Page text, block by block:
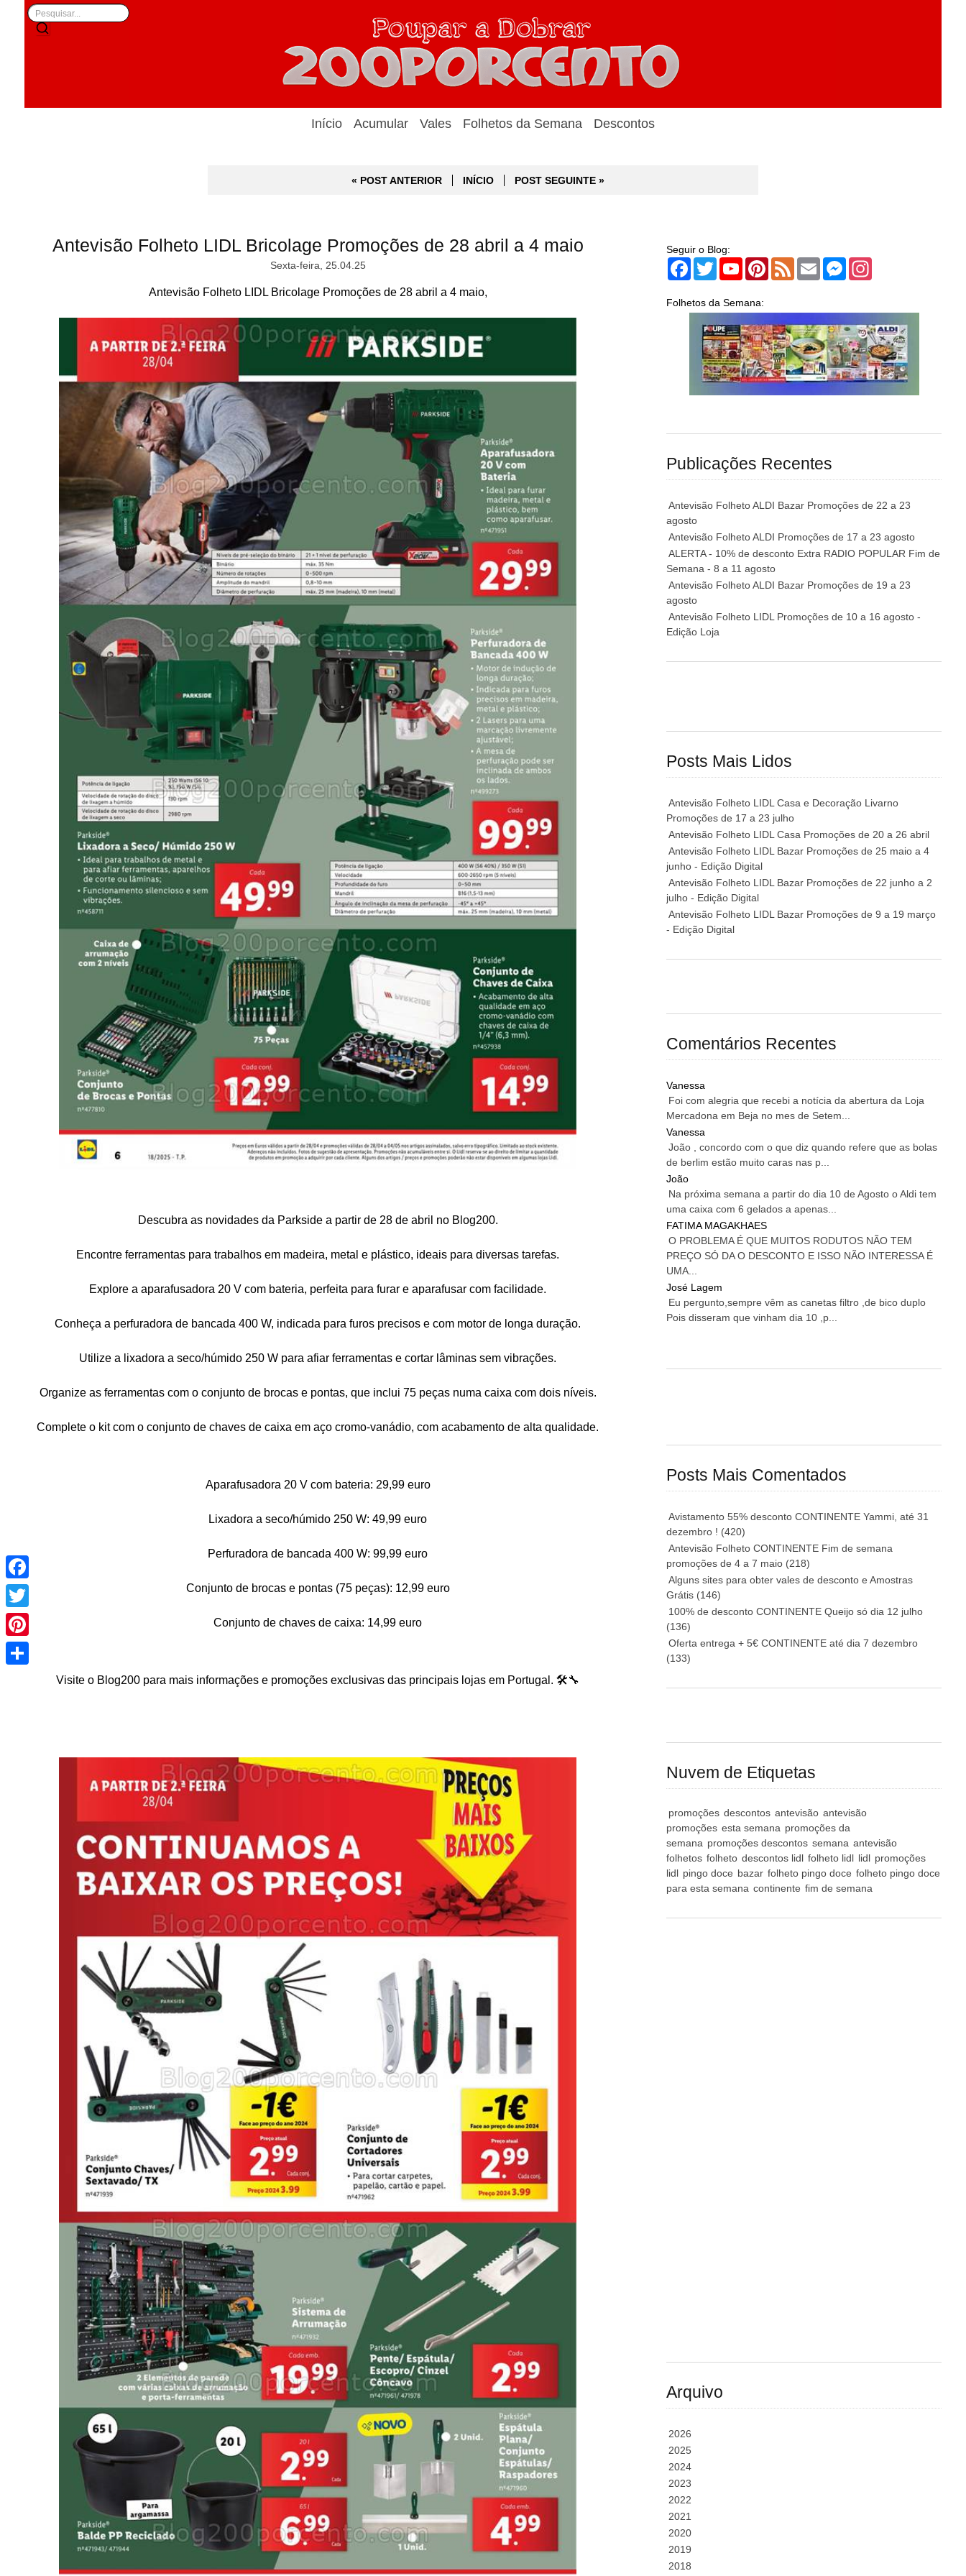
Início Acumular Vales Folhetos da Semana Descontos
« POST ANTERIOR INÍCIO POST SEGUINTE »
Antevisão Folheto LIDL Bricolage Promoções de 28 abril a 4 maio
Sexta-feira, 25.04.25
Antevisão Folheto LIDL Bricolage Promoções de 28 abril a 4 maio,
Descubra as novidades da Parkside a partir de 28 de abril no Blog200.
Encontre ferramentas para trabalhos em madeira, metal e plástico, ideais para diversas tarefas.
Explore a aparafusadora 20 V com bateria, perfeita para furar e aparafusar com facilidade.
Conheça a perfuradora de bancada 400 W, indicada para furos precisos e com motor de longa duração.
Utilize a lixadora a seco/húmido 250 W para afiar ferramentas e cortar lâminas sem vibrações.
Organize as ferramentas com o conjunto de brocas e pontas, que inclui 75 peças numa caixa com dois níveis.
Complete o kit com o conjunto de chaves de caixa em aço cromo-vanádio, com acabamento de alta qualidade.
Aparafusadora 20 V com bateria: 29,99 euro
Lixadora a seco/húmido 250 W: 49,99 euro
Perfuradora de bancada 400 W: 99,99 euro
Conjunto de brocas e pontas (75 peças): 12,99 euro
Conjunto de chaves de caixa: 14,99 euro
Visite o Blog200 para mais informações e promoções exclusivas das principais lojas em Portugal. 🛠️🔧
Seguir o Blog:
Facebook
TwitterYouTubePinterest
Feed Email Messenger
Folhetos da Semana:
Publicações Recentes
Antevisão Folheto ALDI Bazar Promoções de 22 a 23
agosto
Antevisão Folheto ALDI Promoções de 17 a 23 agosto
ALERTA - 10% de desconto Extra RADIO POPULAR Fim de
Semana - 8 a 11 agosto
Antevisão Folheto ALDI Bazar Promoções de 19 a 23
agosto
Antevisão Folheto LIDL Promoções de 10 a 16 agosto -
Edição Loja
Posts Mais Lidos
Antevisão Folheto LIDL Casa e Decoração Livarno
Promoções de 17 a 23 julho
Antevisão Folheto LIDL Casa Promoções de 20 a 26 abril
Antevisão Folheto LIDL Bazar Promoções de 25 maio a 4
junho - Edição Digital
Antevisão Folheto LIDL Bazar Promoções de 22 junho a 2
julho - Edição Digital
Antevisão Folheto LIDL Bazar Promoções de 9 a 19 março
- Edição Digital
Comentários Recentes
Vanessa
Foi com alegria que recebi a notícia da abertura da Loja
Mercadona em Beja no mes de Setem...
Vanessa
João , concordo com o que diz quando refere que as bolas
de berlim estão muito caras nas p...
João
Na próxima semana a partir do dia 10 de Agosto o Aldi tem
uma caixa com 6 gelados a apenas...
FATIMA MAGAKHAES
O PROBLEMA É QUE MUITOS RODUTOS NÃO TEM
PREÇO SÓ DA O DESCONTO E ISSO NÃO INTERESSA É
UMA...
José Lagem
Eu pergunto,sempre vêm as canetas filtro ,de bico duplo
Pois disseram que vinham dia 10 ,p...
Posts Mais Comentados
Avistamento 55% desconto CONTINENTE Yammi, até 31
dezembro ! (420)
Antevisão Folheto CONTINENTE Fim de semana
promoções de 4 a 7 maio (218)
Alguns sites para obter vales de desconto e Amostras
Grátis (146)
100% de desconto CONTINENTE Queijo só dia 12 julho
(136)
Oferta entrega + 5€ CONTINENTE até dia 7 dezembro
(133)
Nuvem de Etiquetas
promoções descontos antevisão antevisão
promoções esta semana promoções da
semana promoções descontos semana antevisão
folhetos folheto descontos lidl folheto lidl lidl promoções
lidl pingo doce bazar folheto pingo doce folheto pingo doce
para esta semana continente fim de semana
Arquivo
2026
2025
2024
2023
2022
2021
2020
2019
2018